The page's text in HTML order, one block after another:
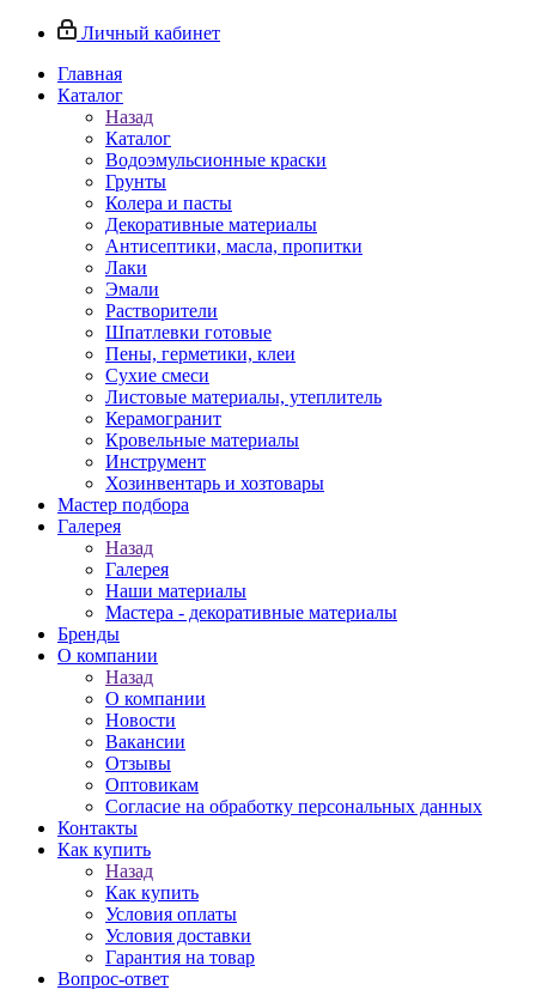
Личный кабинет
Главная
Каталог
Назад
Каталог
Водоэмульсионные краски
Грунты
Колера и пасты
Декоративные материалы
Антисептики, масла, пропитки
Лаки
Эмали
Растворители
Шпатлевки готовые
Пены, герметики, клеи
Сухие смеси
Листовые материалы, утеплитель
Керамогранит
Кровельные материалы
Инструмент
Хозинвентарь и хозтовары
Мастер подбора
Галерея
Назад
Галерея
Наши материалы
Мастера - декоративные материалы
Бренды
О компании
Назад
О компании
Новости
Вакансии
Отзывы
Оптовикам
Cогласие на обработку персональных данных
Контакты
Как купить
Назад
Как купить
Условия оплаты
Условия доставки
Гарантия на товар
Вопрос-ответ